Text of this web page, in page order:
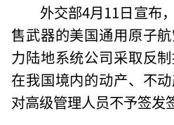
外交部4月11日宣布
售武器的美国通用原子
力陆地系统公司采取反
在我国境内的动产、不动
对高级管理人员不予签发